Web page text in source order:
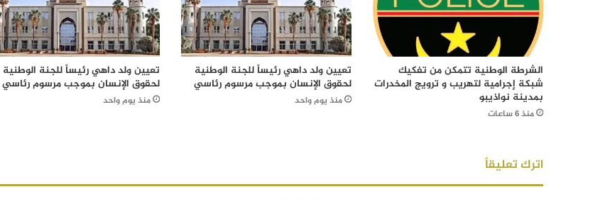
الشرطة الوطنية تتمكن من تفكيك
شبكة إجرامية لتهريب و ترويج المخدرات
بمدينة نواذيبو
منذ 6 ساعات
تعيين ولد داهي رئيساً للجنة الوطنية
لحقوق الإنسان بموجب مرسوم رئاسي
منذ يوم واحد
تعيين ولد داهي رئيساً للجنة الوطنية
لحقوق الإنسان بموجب مرسوم رئاسي
منذ يوم واحد
اترك تعليقاً